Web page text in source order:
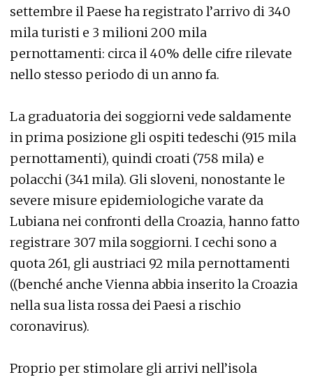
settembre il Paese ha registrato l’arrivo di 340
mila turisti e 3 milioni 200 mila
pernottamenti: circa il 40% delle cifre rilevate
nello stesso periodo di un anno fa.
La graduatoria dei soggiorni vede saldamente
in prima posizione gli ospiti tedeschi (915 mila
pernottamenti), quindi croati (758 mila) e
polacchi (341 mila). Gli sloveni, nonostante le
severe misure epidemiologiche varate da
Lubiana nei confronti della Croazia, hanno fatto
registrare 307 mila soggiorni. I cechi sono a
quota 261, gli austriaci 92 mila pernottamenti
((benché anche Vienna abbia inserito la Croazia
nella sua lista rossa dei Paesi a rischio
coronavirus).
Proprio per stimolare gli arrivi nell’isola